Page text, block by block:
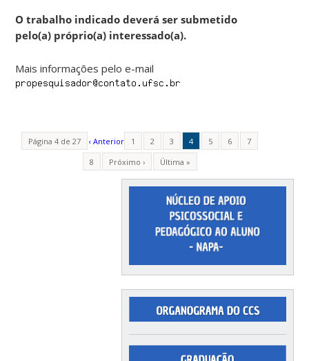
O trabalho indicado deverá ser submetido
pelo(a) próprio(a) interessado(a).
Mais informações pelo e-mail
Página 4 de 27 ‹ Anterior 1 2 3 4 5 6
7
8
Próximo › Última »